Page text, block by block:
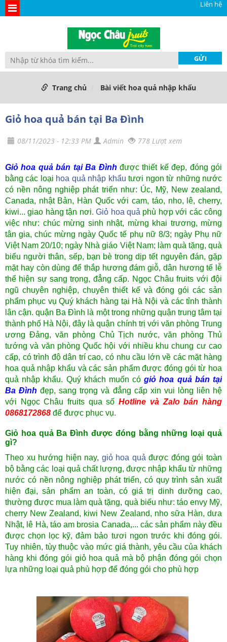
Liên hệ
Trang chủ Bài viết hoa quả nhập khẩu
Giỏ hoa quả bán tại Ba Đình
08/11/2023 - 12:33 PM Admin 778 Lượt xem
Giỏ hoa quả bán tại Ba Đình được thiết kế đẹp, đóng gói
bằng các loại hoa quả nhập khẩu tươi ngon từ những nước
có nền nông nghiệp phát triển như: Úc, Mỹ, New zealand,
Canada, nhật Bản, Hàn Quốc với cam, táo, nho, lê, cherry,
kiwi... giao hàng tận nơi.Giỏ hoa quả phù hợp với các công
việc như: chúc mừng sinh nhật, mừng khai trương, mừng
tân gia, chúc mừng ngày Quốc tế phụ nữ 8/3; ngày Phụ nữ
Việt Nam 20/10; ngày Nhà giáo Việt Nam; làm quà tặng, quà
biếu người thân, sếp, bạn bè trong dịp tết nguyên đán, gặp
mặt hay còn dùng để thắp hương đám giỗ, dân hương tế lễ
thể hiện sự sang trọng, đẳng cấp. Ngọc Châu fruits với đội
ngũ chuyên nghiệp, chuyên thiết kế và đóng gói các sản
phẩm phục vụ Quý khách hàng tại Hà Nội và các tỉnh thành
lân cận. quận Ba Đình là một trong những quận trung tâm tại
thành phố Hà Nội, đây là quận chính trị với văn phòng Trung
ương Đảng, văn phòng Chủ Tịch nước, văn phòng Thủ
tướng và văn phòng Quốc hội với nhiều khu chung cư cao
cấp, có trình độ dân trí cao, có nhu cầu lớn về các mặt hàng
hoa quả nhập khẩu và các sản phẩm được đóng gói từ hoa
quả nhập khẩu. Quý khách muốn cógiỏ hoa quả bán tại
Ba Đình đẹp, sang trọng và đẳng cấp xin vui lòng liên hệ
với Ngọc Châu fruits qua sốHotline và Zalo bán hàng
0868172868 để được phục vụ.
Giỏ hoa quả Ba Đình được đóng bằng những loại quả
gì?
Theo xu hướng hiện nay, giỏ hoa quả được đóng gói toàn
bộ bằng các loại quả chất lượng, được nhập khẩu từ những
nước có nền nông nghiệp phát triển, có quy trình sản xuất
hiện đại, sản phẩm an toàn, có giá trị dinh dưỡng cao,
thường được mua làm quà tặng, quà biếu như: táo envy Mỹ,
cherry New Zealand, kiwi New Zealand, nho sữa Hàn, dưa
Nhật, lê Hà, táo am brosia Canada,... các sản phẩm này đều
được chọn lọc kỹ, đảm bảo tươi ngon trước khi đóng gói.
Tuy nhiên, tùy thuộc vào mức giá thành, yêu cầu của khách
hàng khi đóng gói giỏ hoa quả mà bộ phận đóng gói chọn
lựa những loại quả phù hợp để đóng gói cho phù hợp